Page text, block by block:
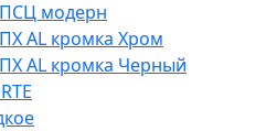
модерн
AL кромка Хром
AL кромка Черный